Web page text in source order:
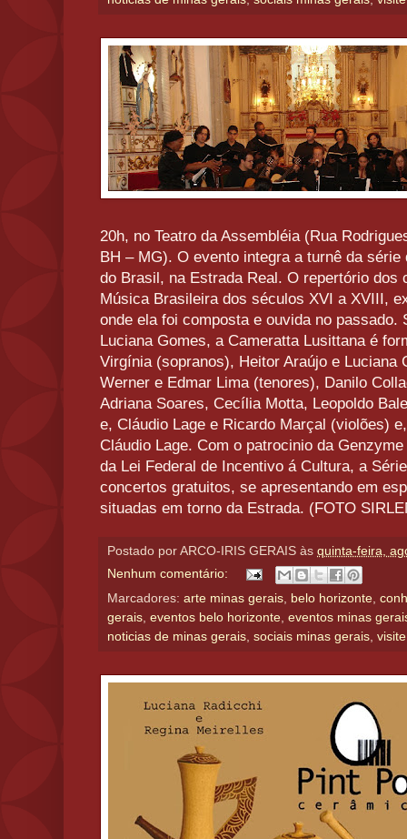
20h, no Teatro da Assembléia (Rua
BH – MG). O evento integra a turnê da
do Brasil, na Estrada Real. O repertório dos
Música Brasileira dos séculos XVI a XVIII,
onde ela foi composta e ouvida no passado.
Luciana Gomes, a Cameratta Lusittana é
Virgínia (sopranos), Heitor Araújo e Luciana
Werner e Edmar Lima (tenores), Danilo
Adriana Soares, Cecília Motta, Leopoldo
e, Cláudio Lage e Ricardo Marçal (violões)
Cláudio Lage. Com o patrocinio da
da Lei Federal de Incentivo á Cultura, a
concertos gratuitos, se apresentando em
situadas em torno da Estrada. (FOTO
Postado por ARCO-IRIS GERAIS às quinta-feira,
Nenhum comentário:
Marcadores: arte minas gerais belo horizonte
gerais eventos belo horizonte eventos minas
noticias de minas gerais sociais minas gerais